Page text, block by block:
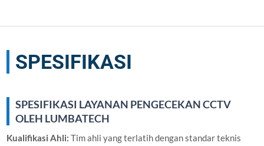
SPESIFIKASI
SPESIFIKASI LAYANAN PENGECEKAN CCTV
OLEH LUMBATECH
Kualifikasi Ahli: Tim ahli yang terlatih dengan standar teknis